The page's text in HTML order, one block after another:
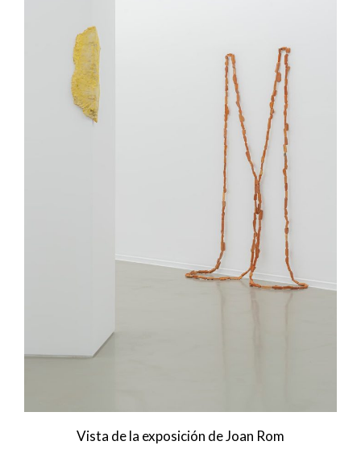
Vista de la exposición de Joan Rom